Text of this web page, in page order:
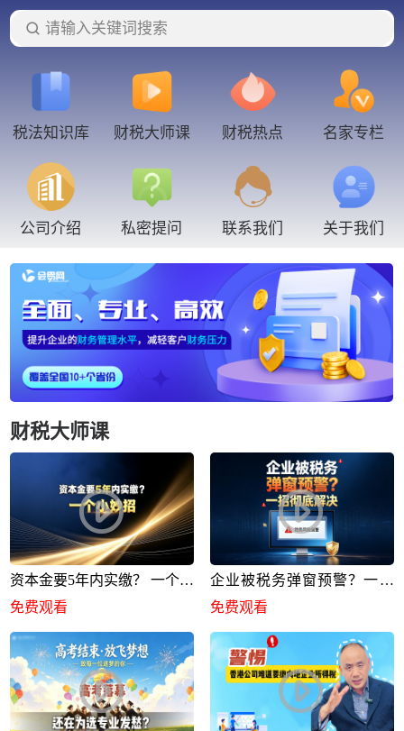
请输入关键词搜索
税法知识库 财税大师课 财税热点 名家专栏
公司介绍 私密提问 联系我们 关于我们
财税大师课
资本金要5年内实缴？ 一个小
妙招
免费观看
企业被税务弹窗预警？一招
彻底解决
免费观看